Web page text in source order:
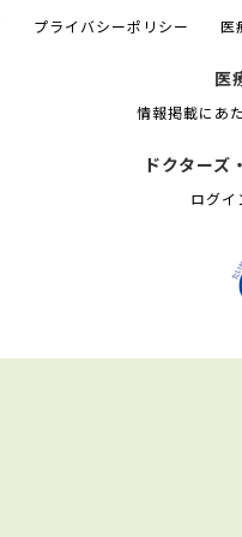
プライバシーポリシー 医
医
情報掲載にあ
ドクターズ
ログイ